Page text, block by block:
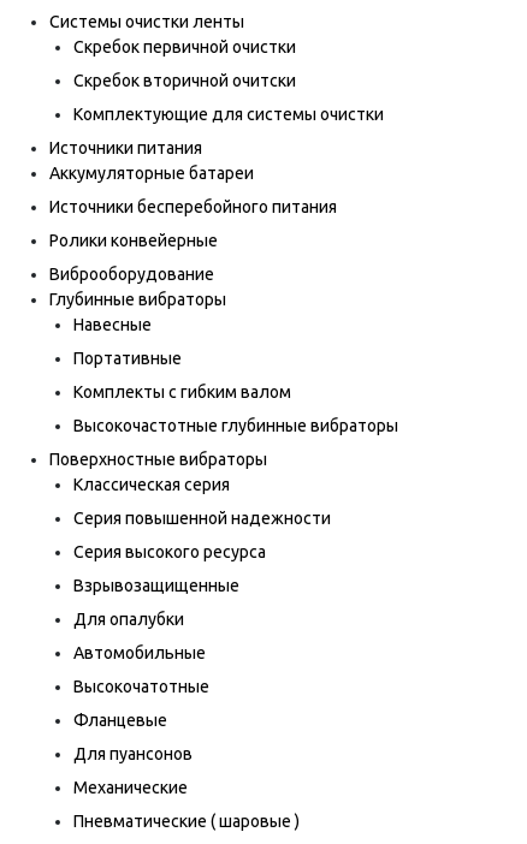
Системы очистки ленты
Скребок первичной очистки
Скребок вторичной очитски
Комплектующие для системы очистки
Источники питания
Аккумуляторные батареи
Источники бесперебойного питания
Ролики конвейерные
Виброоборудование
Глубинные вибраторы
Навесные
Портативные
Комплекты с гибким валом
Высокочастотные глубинные вибраторы
Поверхностные вибраторы
Классическая серия
Серия повышенной надежности
Серия высокого ресурса
Взрывозащищенные
Для опалубки
Автомобильные
Высокочатотные
Фланцевые
Для пуансонов
Механические
Пневматические ( шаровые )